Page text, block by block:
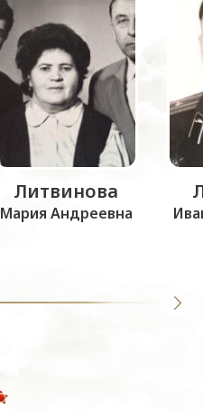
Литвинова
Мария Андреевна